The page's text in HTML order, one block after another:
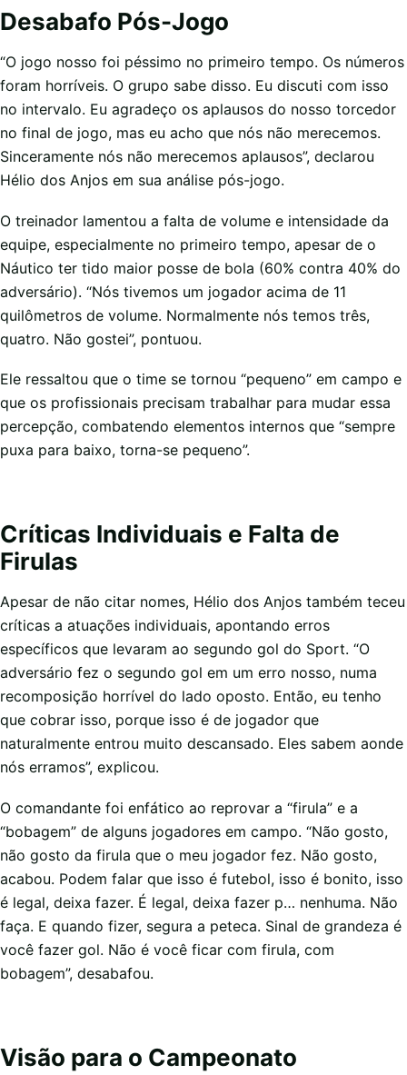
Desabafo Pós-Jogo
“O jogo nosso foi péssimo no primeiro tempo. Os números
foram horríveis. O grupo sabe disso. Eu discuti com isso
no intervalo. Eu agradeço os aplausos do nosso torcedor
no final de jogo, mas eu acho que nós não merecemos.
Sinceramente nós não merecemos aplausos”, declarou
Hélio dos Anjos em sua análise pós-jogo.
O treinador lamentou a falta de volume e intensidade da
equipe, especialmente no primeiro tempo, apesar de o
Náutico ter tido maior posse de bola (60% contra 40% do
adversário). “Nós tivemos um jogador acima de 11
quilômetros de volume. Normalmente nós temos três,
quatro. Não gostei”, pontuou.
Ele ressaltou que o time se tornou “pequeno” em campo e
que os profissionais precisam trabalhar para mudar essa
percepção, combatendo elementos internos que “sempre
puxa para baixo, torna-se pequeno”.
Críticas Individuais e Falta de
Firulas
Apesar de não citar nomes, Hélio dos Anjos também teceu
críticas a atuações individuais, apontando erros
específicos que levaram ao segundo gol do Sport. “O
adversário fez o segundo gol em um erro nosso, numa
recomposição horrível do lado oposto. Então, eu tenho
que cobrar isso, porque isso é de jogador que
naturalmente entrou muito descansado. Eles sabem aonde
nós erramos”, explicou.
O comandante foi enfático ao reprovar a “firula” e a
“bobagem” de alguns jogadores em campo. “Não gosto,
não gosto da firula que o meu jogador fez. Não gosto,
acabou. Podem falar que isso é futebol, isso é bonito, isso
é legal, deixa fazer. É legal, deixa fazer p… nenhuma. Não
faça. E quando fizer, segura a peteca. Sinal de grandeza é
você fazer gol. Não é você ficar com firula, com
bobagem”, desabafou.
Visão para o Campeonato